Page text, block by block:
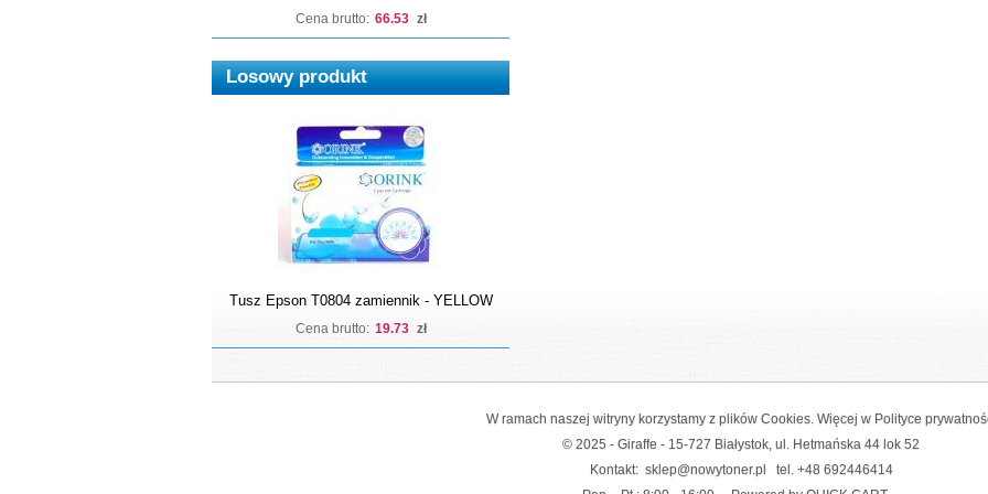
Cena brutto: 66.53 zł
Losowy produkt
Tusz Epson T0804 zamiennik - YELLOW
Cena brutto: 19.73 zł
W ramach naszej witryny korzystamy z plików Cookies. Więcej w Polityce
© 2025 - Giraffe - 15-727 Białystok, ul. Hetmańska 44 lok 52
Kontakt: sklep@nowytoner.pl tel. +48 692446414